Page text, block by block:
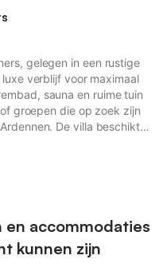
gelegen in een rustige
verblijf voor maximaal
sauna en ruime tuin
groepen die op zoek zijn
De villa beschikt
keuken en een eettafel
accommodaties
kunnen zijn